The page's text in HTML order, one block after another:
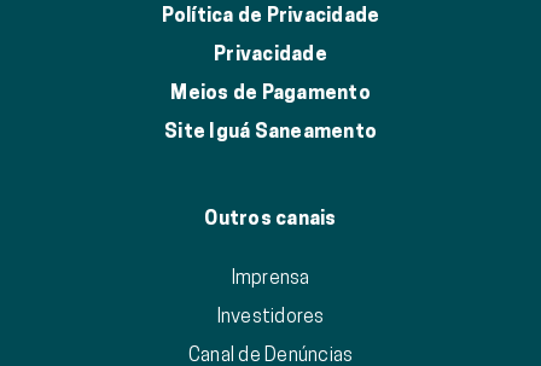
Política de Privacidade
Privacidade
Meios de Pagamento
Site Iguá Saneamento
Outros canais
Imprensa
Investidores
Canal de Denúncias